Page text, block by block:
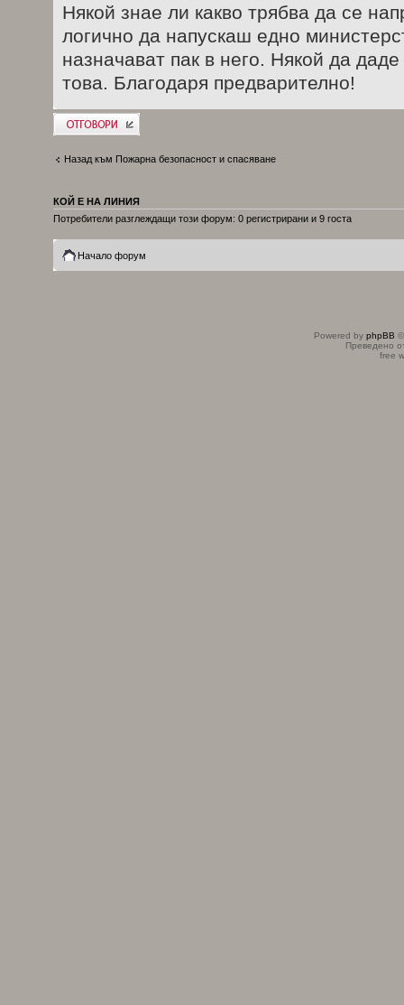
Някой знае ли какво трябва да се
логично да напускаш едно
назначават пак в него. Някой да
това. Благодаря предварително!
Добави отговор
Назад към Пожарна безопасност и спасяване
КОЙ Е НА ЛИНИЯ
Потребители разглеждащи този форум: 0 регистрирани и 9 госта
Начало форум
Powered by phpBB
Преведено
free